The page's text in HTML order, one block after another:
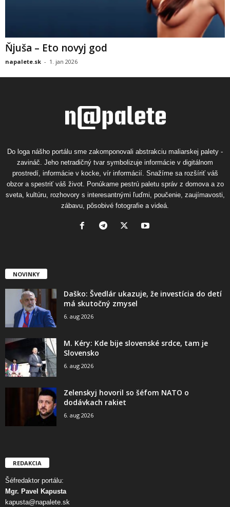
Ňjuša – Eto novyj god
napalete.sk - 1. jan 2026
Do loga nášho portálu sme zakomponovali abstrakciu maliarskej palety -
zavináč. Jeho netradičný tvar symbolizuje informácie v digitálnom
prostredí, informácie v kocke, vír informácií. Snažíme sa rozšíriť váš
obzor a spestriť váš život. Ponúkame pestrú paletu správ z domova a zo
sveta, kultúru, rozhovory s interesantnými ľuďmi, poučenie, zaujímavosti,
zábavu, pôsobivé fotografie a videá.
NOVINKY
Daško: Švedlár ukazuje, že investícia do detí
má skutočný zmysel
6. aug 2026
M. Kéry: Kde bije slovenské srdce, tam je
Slovensko
6. aug 2026
Zelenskyj hovoril so šéfom NATO o
dodávkach rakiet
6. aug 2026
REDAKCIA
Šéfredaktor portálu:
Mgr. Pavel Kapusta
kapusta@napalete.sk